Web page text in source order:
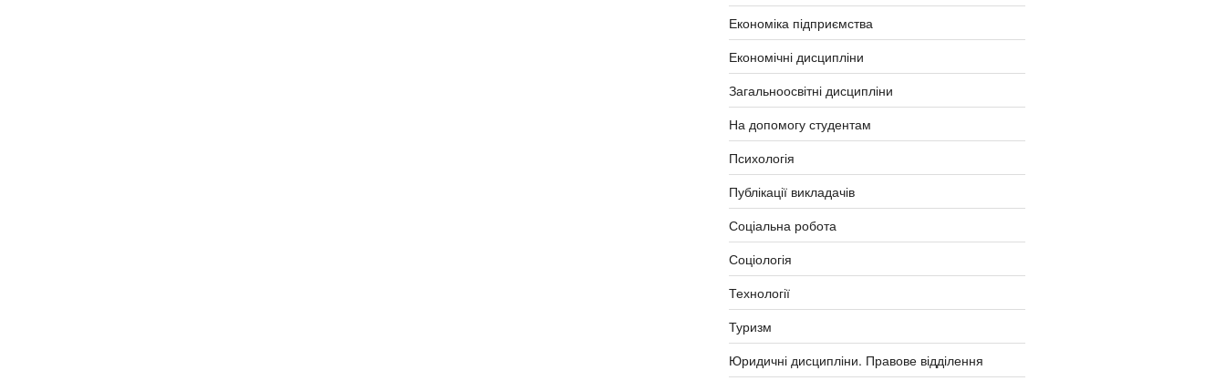
Економіка підприємства
Економічні дисципліни
Загальноосвітні дисципліни
На допомогу студентам
Психологія
Публікації викладачів
Соціальна робота
Соціологія
Технології
Туризм
Юридичні дисципліни. Правове відділення